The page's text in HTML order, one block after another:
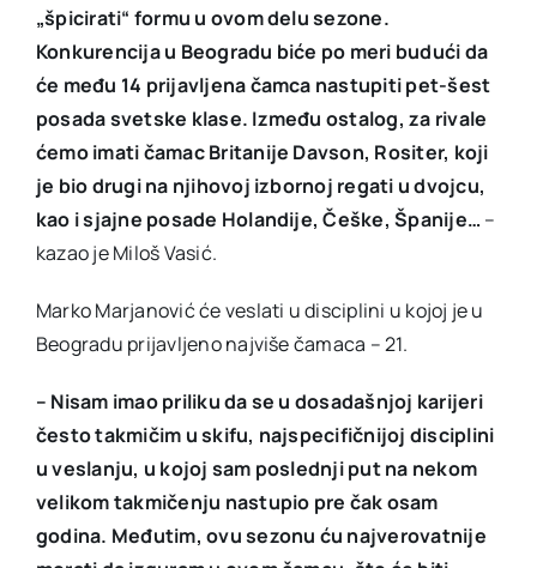
„špicirati“ formu u ovom delu sezone.
Konkurencija u Beogradu biće po meri budući da
će među 14 prijavljena čamca nastupiti pet-šest
posada svetske klase. Između ostalog, za rivale
ćemo imati čamac Britanije Davson, Rositer, koji
je bio drugi na njihovoj izbornoj regati u dvojcu,
kao i sjajne posade Holandije, Češke, Španije… –
kazao je Miloš Vasić.
Marko Marjanović će veslati u disciplini u kojoj je u
Beogradu prijavljeno najviše čamaca – 21.
– Nisam imao priliku da se u dosadašnjoj karijeri
često takmičim u skifu, najspecifičnijoj disciplini
u veslanju, u kojoj sam poslednji put na nekom
velikom takmičenju nastupio pre čak osam
godina. Međutim, ovu sezonu ću najverovatnije